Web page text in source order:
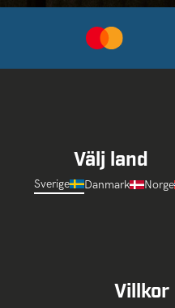
Välj land
Sverige Danmark Norge
Villkor